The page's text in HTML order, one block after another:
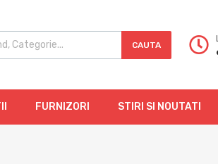
CAUTA
FURNIZORI STIRI SI NOUTATI